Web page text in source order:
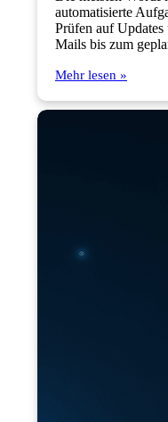
automatisierte
Prüfen auf Updates
Mails bis zum
Mehr lesen »